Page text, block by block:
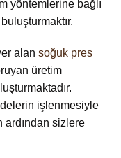
yöntemlerine bağlı
alan soğuk pres
üretim
işlenmesiyle
sizlere